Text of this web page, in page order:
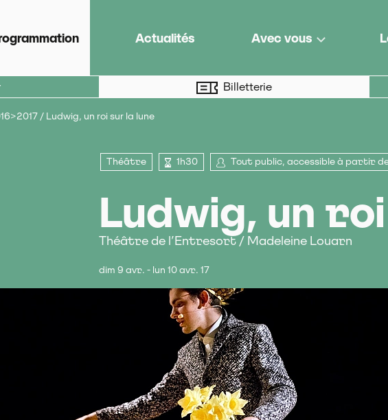
Actualités Avec vous
Billetterie
/ Ludwig, un roi sur la lune
Théâtre 1h30 Tout public, accessible à partir de
Ludwig, un
Théâtre de l’Entresort / Madeleine Louarn
dim 9 avr. - lun 10 avr. 17